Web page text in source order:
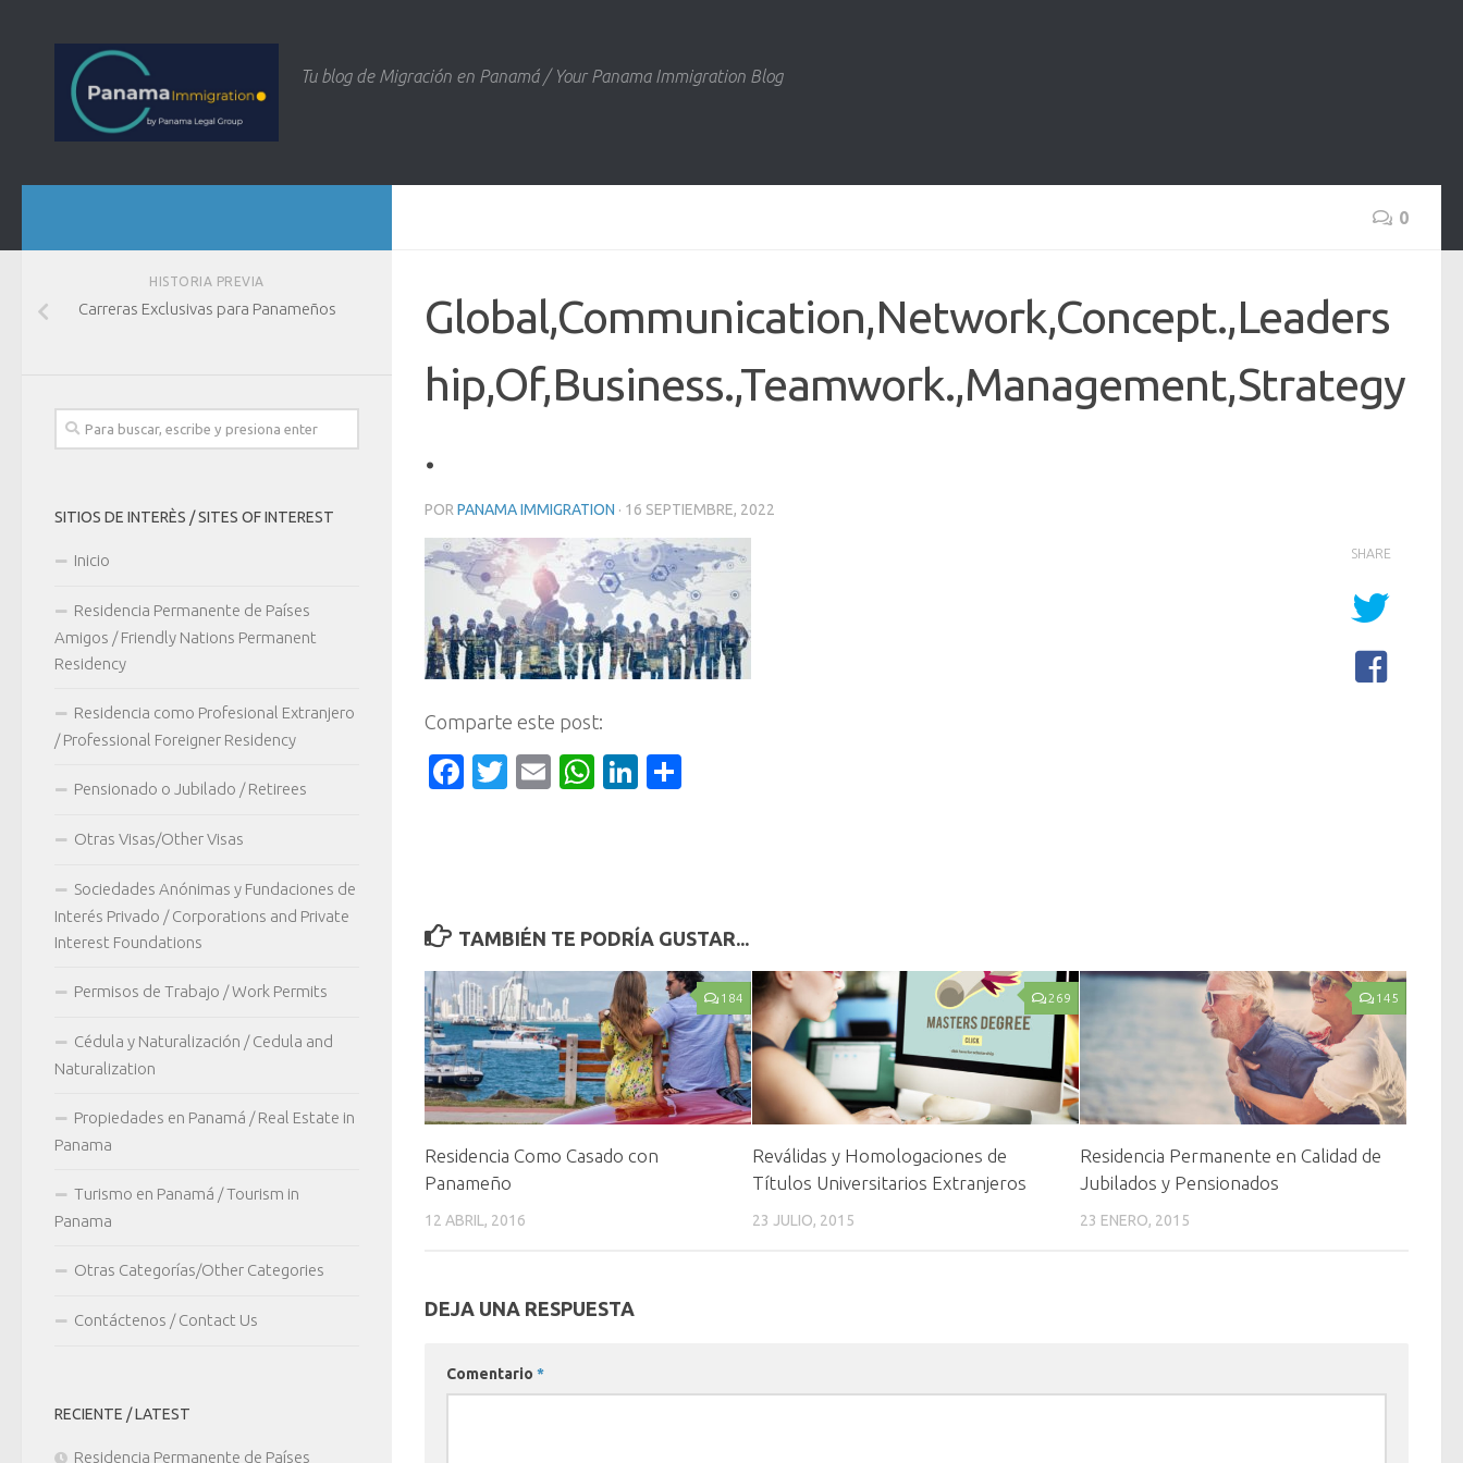
Tu blog de Migración en Panamá / Your Panama Immigration Blog
0
Global,Communication,Network,Concept.,Leaders
hip,Of,Business.,Teamwork.,Management,Strategy
.
POR PANAMA IMMIGRATION · 16 SEPTIEMBRE, 2022
Comparte este post:
Facebook
Twitter
EmailWhatsApp
LinkedIn
SHARE
TAMBIÉN TE PODRÍA GUSTAR...
184
Residencia Como Casado con
Panameño
12 ABRIL, 2016
269
Reválidas y Homologaciones de
Títulos Universitarios Extranjeros
23 JULIO, 2015
145
Residencia Permanente en Calidad de
Jubilados y Pensionados
23 ENERO, 2015
DEJA UNA RESPUESTA
Comentario *
HISTORIA PREVIA
Carreras Exclusivas para Panameños
SITIOS DE INTERÈS / SITES OF INTEREST
Inicio
Residencia Permanente de Países
Amigos / Friendly Nations Permanent
Residency
Residencia como Profesional Extranjero
/ Professional Foreigner Residency
Pensionado o Jubilado / Retirees
Otras Visas/Other Visas
Sociedades Anónimas y Fundaciones de
Interés Privado / Corporations and Private
Interest Foundations
Permisos de Trabajo / Work Permits
Cédula y Naturalización / Cedula and
Naturalization
Propiedades en Panamá / Real Estate in
Panama
Turismo en Panamá / Tourism in
Panama
Otras Categorías/Other Categories
Contáctenos / Contact Us
RECIENTE / LATEST
Residencia Permanente de Países